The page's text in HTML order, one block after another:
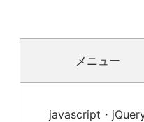
メニュー
javascript・